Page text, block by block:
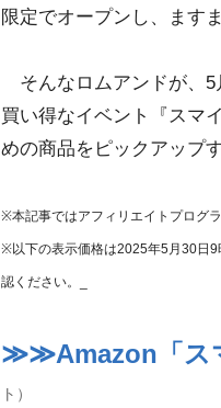
限定でオープンし、ます
そんなロムアンドが、5
買い得なイベント『スマ
めの商品をピックアップ
※本記事ではアフィリエイトプログ
※以下の表示価格は2025年5月30日9
認ください。_
≫≫Amazon「ス
ト）